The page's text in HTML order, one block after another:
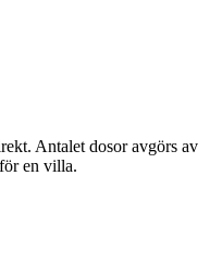
Antalet dosor avgörs av
en villa.